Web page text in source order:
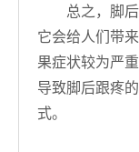
总之，脚
它会给人们带
果症状较为严
导致脚后跟疼
式。